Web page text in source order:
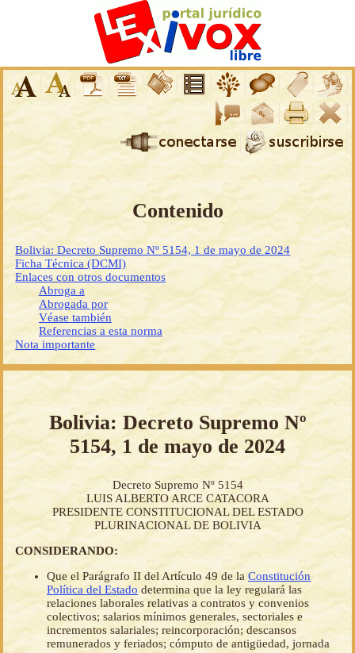
Contenido
Bolivia: Decreto Supremo Nº 5154, 1 de mayo de 2024
Ficha Técnica (DCMI)
Enlaces con otros documentos
Abroga a
Abrogada por
Véase también
Referencias a esta norma
Nota importante
Bolivia: Decreto Supremo Nº
5154, 1 de mayo de 2024
Decreto Supremo Nº 5154
LUIS ALBERTO ARCE CATACORA
PRESIDENTE CONSTITUCIONAL DEL ESTADO
PLURINACIONAL DE BOLIVIA
CONSIDERANDO:
Que el Parágrafo II del Artículo 49 de la Constitución
Política del Estado determina que la ley regulará las
relaciones laborales relativas a contratos y convenios
colectivos; salarios mínimos generales, sectoriales e
incrementos salariales; reincorporación; descansos
remunerados y feriados; cómputo de antigüedad, jornada